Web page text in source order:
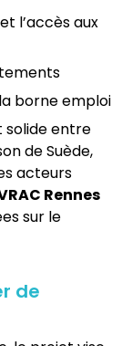
l’accès aux
borne emploi
solide entre
de Suède,
acteurs
Rennes
sur le
de